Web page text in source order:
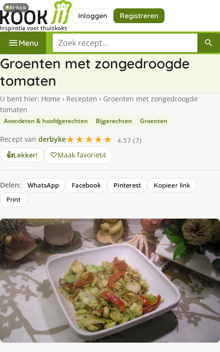
Inloggen Registreren
Menu Zoek een recept
Groenten met zongedroogde
tomaten
U bent hier: Home › Recepten › Groenten met zongedroogde
tomaten
Avondeten & hoofdgerechten Bijgerechten Groenten
Recept van derbyke★★★★★
4.57 (7)
👍Lekker! Maak favoriet4
Delen: WhatsApp Facebook Pinterest
Kopieer link
Print
AI-kok